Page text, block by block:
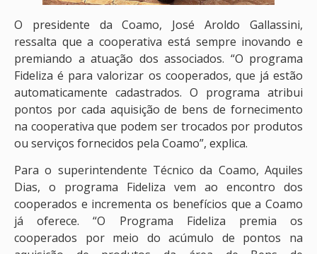
O presidente da Coamo, José Aroldo Gallassini,
ressalta que a cooperativa está sempre inovando e
premiando a atuação dos associados. “O programa
Fideliza é para valorizar os cooperados, que já estão
automaticamente cadastrados. O programa atribui
pontos por cada aquisição de bens de fornecimento
na cooperativa que podem ser trocados por produtos
ou serviços fornecidos pela Coamo”, explica.
Para o superintendente Técnico da Coamo, Aquiles
Dias, o programa Fideliza vem ao encontro dos
cooperados e incrementa os benefícios que a Coamo
já oferece. “O Programa Fideliza premia os
cooperados por meio do acúmulo de pontos na